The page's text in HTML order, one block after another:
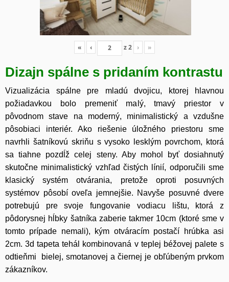
« ‹ z2 › »
Dizajn spálne s pridaním kontrastu
Vizualizácia spálne pre mladú dvojicu, ktorej hlavnou
požiadavkou bolo premeniť malý, tmavý priestor v
pôvodnom stave na moderný, minimalistický a vzdušne
pôsobiaci interiér. Ako riešenie úložného priestoru sme
navrhli šatníkovú skriňu s vysoko lesklým povrchom, ktorá
sa tiahne pozdĺž celej steny. Aby mohol byť dosiahnutý
skutočne minimalistický vzhľad čistých línií, odporučili sme
klasický systém otvárania, pretože oproti posuvných
systémov pôsobí oveľa jemnejšie. Navyše posuvné dvere
potrebujú pre svoje fungovanie vodiacu lištu, ktorá z
pôdorysnej hĺbky šatníka zaberie takmer 10cm (ktoré sme v
tomto prípade nemali), kým otváracím postačí hrúbka asi
2cm. 3d tapeta tehál kombinovaná v teplej béžovej palete s
odtieňmi bielej, smotanovej a čiernej je obľúbeným prvkom
zákazníkov.